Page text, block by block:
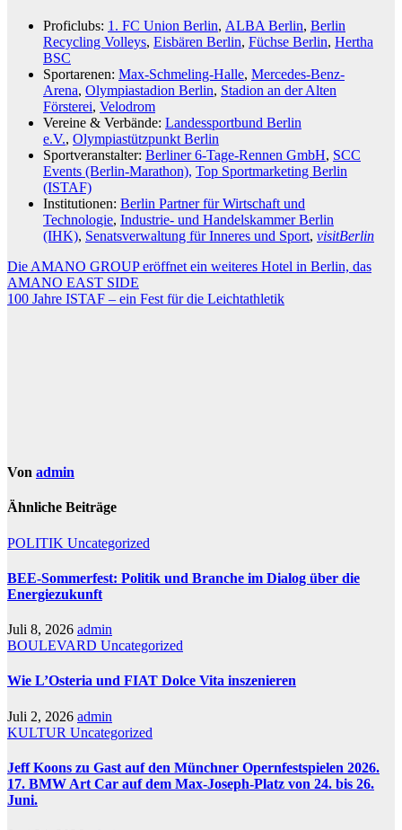
Proficlubs: 1. FC Union Berlin, ALBA Berlin, Berlin
Recycling Volleys, Eisbären Berlin, Füchse Berlin, Hertha
BSC
Sportarenen: Max-Schmeling-Halle, Mercedes-Benz-
Arena, Olympiastadion Berlin, Stadion an der Alten
Försterei, Velodrom
Vereine & Verbände: Landessportbund Berlin
e.V., Olympiastützpunkt Berlin
Sportveranstalter: Berliner 6-Tage-Rennen GmbH, SCC
Events (Berlin-Marathon), Top Sportmarketing Berlin
(ISTAF)
Institutionen: Berlin Partner für Wirtschaft und
Technologie, Industrie- und Handelskammer Berlin
(IHK), Senatsverwaltung für Inneres und Sport, visitBerlin
Beitragsnavigation
Die AMANO GROUP eröffnet ein weiteres Hotel in Berlin, das
AMANO EAST SIDE
100 Jahre ISTAF – ein Fest für die Leichtathletik
Von admin
Ähnliche Beiträge
POLITIK Uncategorized
BEE-Sommerfest: Politik und Branche im Dialog über die
Energiezukunft
Juli 8, 2026 admin
BOULEVARD Uncategorized
Wie L’Osteria und FIAT Dolce Vita inszenieren
Juli 2, 2026 admin
KULTUR Uncategorized
Jeff Koons zu Gast auf den Münchner Opernfestspielen 2026.
17. BMW Art Car auf dem Max-Joseph-Platz von 24. bis 26.
Juni.